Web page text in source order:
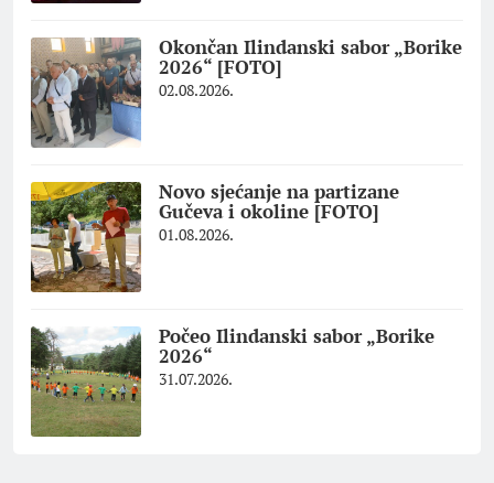
Okončan Ilindanski sabor „Borike
2026“ [FOTO]
02.08.2026.
Novo sjećanje na partizane
Gučeva i okoline [FOTO]
01.08.2026.
Počeo Ilindanski sabor „Borike
2026“
31.07.2026.